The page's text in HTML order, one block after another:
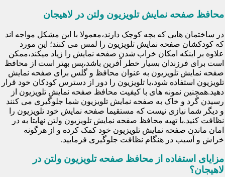
محافظ صفحه نمایش تلویزیون ولتن در لاهیجان
در ساختمان هایی که بچه کوچک دارند،معمولا با این مشکل مواجه اند
که کودکشان صفحه نمایش تلویزیون را لمس می کنند؛ این مورد
علاوه بر اینکه امکان خراب شدن صفحه نمایش را زیاد میکند،ممکن
است برای فرزندان بسیار خطر آفرین باشد،پس بهتر است از محافظ
صفحه نمایش تلویزیون به عنوان محافظ و گلس برای صفحه نمایش
تلویزیون استفاده شود،یا تلویزیون را دور از دسترس کودکان خود قرار
دهید.همچنین نمونه های با کیفیت محافظ صفحه نمایش تلویزیون از
رسیدن گرد و خاک به صفحه نمایش تلویزیون شما جلوگیری می کنند
و دیگر شما نیازی نیست که مستقیما صفحه نمایش خود تلویزیون را
نظافت کنید.با تهیه محافظ صفحه نمایش تلویزیون ولتن نهایتا به در
امان ماندن صفحه نمایش تلویزیون خود کمک کرده و از هرگونه
خراش و آسیب در هنگام نظافت جلوگیری فرمایید.
مزایای استفاده از محافظ صفحه تلویزیون ولتن در
لاهیجان؟